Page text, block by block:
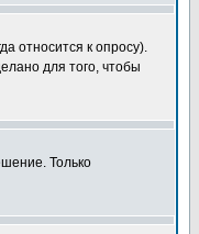
относится к опросу).
для того, чтобы
Только